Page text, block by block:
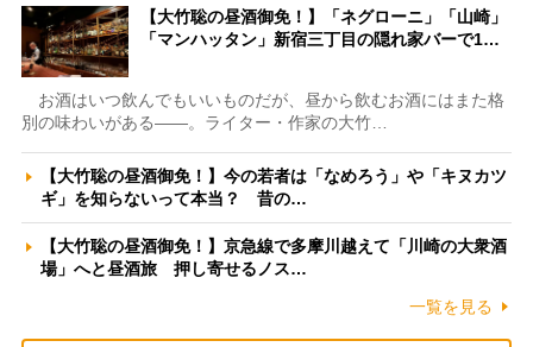
【大竹聡の昼酒御免！】「ネグローニ」「山崎」
「マンハッタン」新宿三丁目の隠れ家バーで1…
お酒はいつ飲んでもいいものだが、昼から飲むお酒にはまた格
別の味わいがある――。ライター・作家の大竹…
【大竹聡の昼酒御免！】今の若者は「なめろう」や「キヌカツ
ギ」を知らないって本当？ 昔の…
【大竹聡の昼酒御免！】京急線で多摩川越えて「川崎の大衆酒
場」へと昼酒旅 押し寄せるノス…
一覧を見る